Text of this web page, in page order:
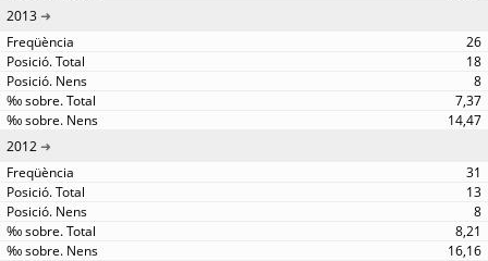
2013
26
18
8
7,37
14,47
2012
31
13
8
8,21
16,16